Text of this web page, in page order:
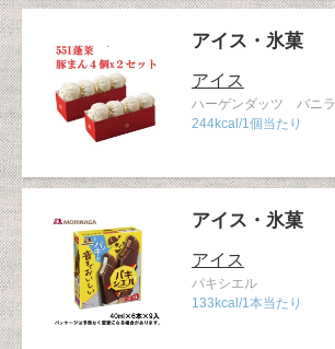
アイス・氷菓
アイス
ハーゲンダッツ バニラ
244kcal/1個当たり
アイス・氷菓
アイス
パキシエル
133kcal/1本当たり